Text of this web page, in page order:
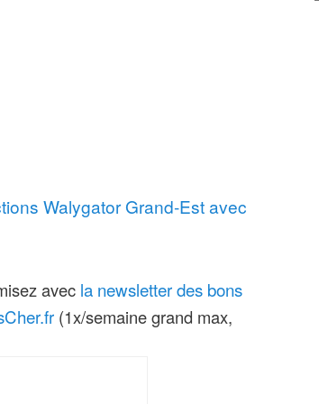
Walygator Grand-Est avec
avec la newsletter des bons
(1x/semaine grand max,